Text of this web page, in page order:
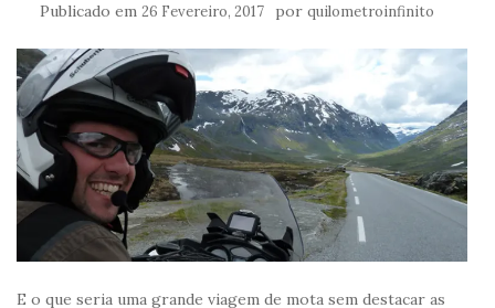
Publicado em 26 Fevereiro, 2017 por quilometroinfinito
E o que seria uma grande viagem de mota sem destacar as